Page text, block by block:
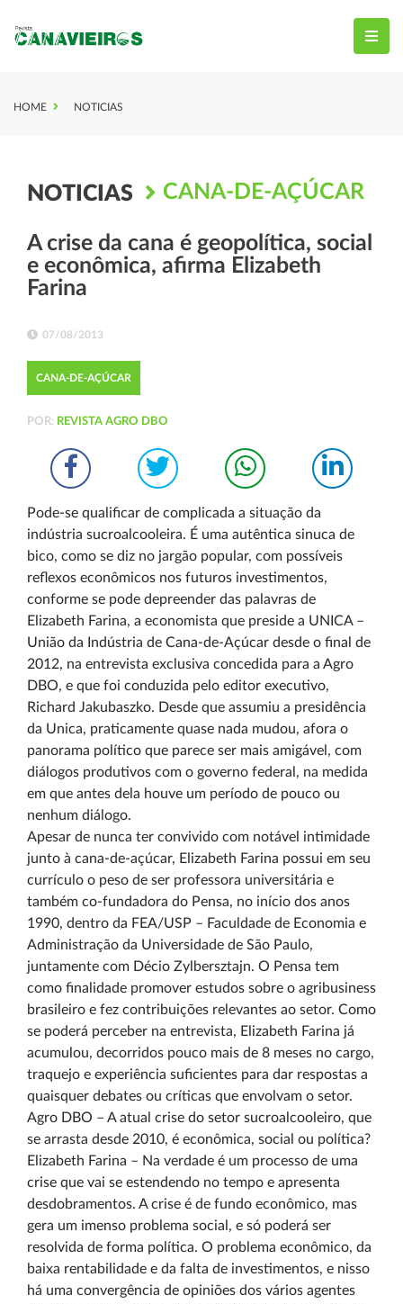
HOME NOTICIAS
NOTICIAS CANA-DE-AÇÚCAR
A crise da cana é geopolítica, social
e econômica, afirma Elizabeth
Farina
07/08/2013
CANA-DE-AÇÚCAR
POR: REVISTA AGRO DBO
Pode-se qualificar de complicada a situação da
indústria sucroalcooleira. É uma autêntica sinuca de
bico, como se diz no jargão popular, com possíveis
reflexos econômicos nos futuros investimentos,
conforme se pode depreender das palavras de
Elizabeth Farina, a economista que preside a UNICA –
União da Indústria de Cana-de-Açúcar desde o final de
2012, na entrevista exclusiva concedida para a Agro
DBO, e que foi conduzida pelo editor executivo,
Richard Jakubaszko. Desde que assumiu a presidência
da Unica, praticamente quase nada mudou, afora o
panorama político que parece ser mais amigável, com
diálogos produtivos com o governo federal, na medida
em que antes dela houve um período de pouco ou
nenhum diálogo.
Apesar de nunca ter convivido com notável intimidade
junto à cana-de-açúcar, Elizabeth Farina possui em seu
currículo o peso de ser professora universitária e
também co-fundadora do Pensa, no início dos anos
1990, dentro da FEA/USP – Faculdade de Economia e
Administração da Universidade de São Paulo,
juntamente com Décio Zylbersztajn. O Pensa tem
como finalidade promover estudos sobre o agribusiness
brasileiro e fez contribuições relevantes ao setor. Como
se poderá perceber na entrevista, Elizabeth Farina já
acumulou, decorridos pouco mais de 8 meses no cargo,
traquejo e experiência suficientes para dar respostas a
quaisquer debates ou críticas que envolvam o setor.
Agro DBO – A atual crise do setor sucroalcooleiro, que
se arrasta desde 2010, é econômica, social ou política?
Elizabeth Farina – Na verdade é um processo de uma
crise que vai se estendendo no tempo e apresenta
desdobramentos. A crise é de fundo econômico, mas
gera um imenso problema social, e só poderá ser
resolvida de forma política. O problema econômico, da
baixa rentabilidade e da falta de investimentos, e nisso
há uma convergência de opiniões dos vários agentes